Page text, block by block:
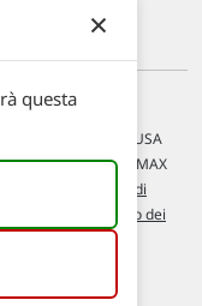
min. / MERCATO USA
fornite da LMAX
nostre
Condizioni di
Utilizzo dei
×
questa